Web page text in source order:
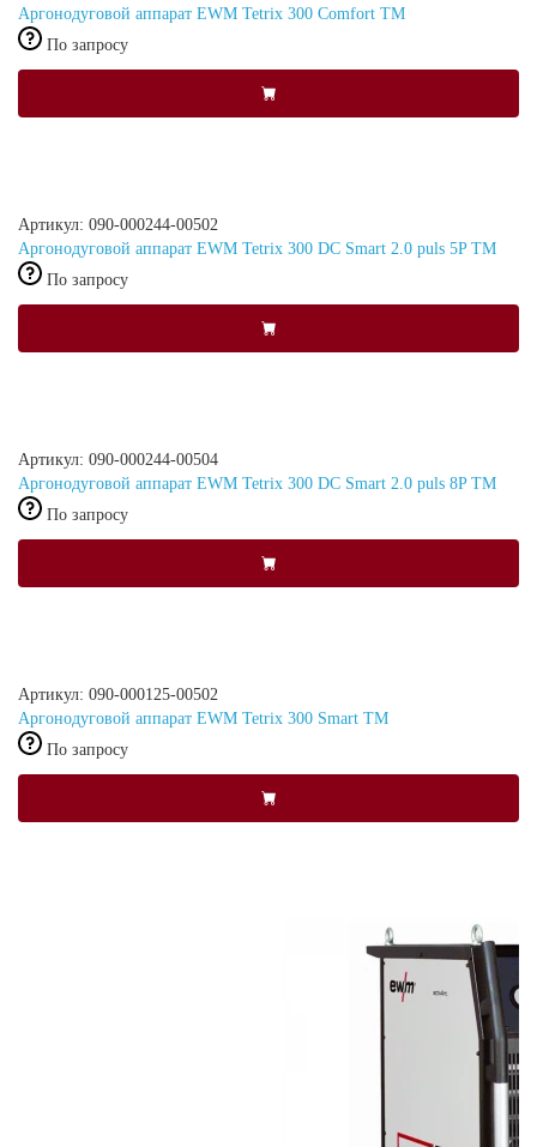
Аргонодуговой аппарат EWM Tetrix 300 Comfort TM
По запросу
Артикул: 090-000244-00502
Аргонодуговой аппарат EWM Tetrix 300 DC Smart 2.0 puls 5P TM
По запросу
Артикул: 090-000244-00504
Аргонодуговой аппарат EWM Tetrix 300 DC Smart 2.0 puls 8P TM
По запросу
Артикул: 090-000125-00502
Аргонодуговой аппарат EWM Tetrix 300 Smart TM
По запросу